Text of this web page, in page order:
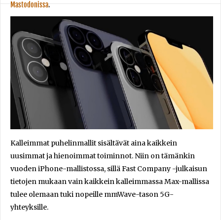
Mastodonissa.
Kalleimmat puhelinmallit sisältävät aina kaikkein
uusimmat ja hienoimmat toiminnot. Niin on tämänkin
vuoden iPhone-mallistossa, sillä Fast Company -julkaisun
tietojen mukaan vain kaikkein kalleimmassa Max-mallissa
tulee olemaan tuki nopeille mmWave-tason 5G-
yhteyksille.